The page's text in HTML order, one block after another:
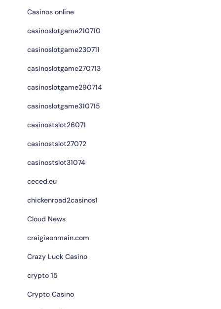
Casinos online
casinoslotgame210710
casinoslotgame230711
casinoslotgame270713
casinoslotgame290714
casinoslotgame310715
casinostslot26071
casinostslot27072
casinostslot31074
ceced.eu
chickenroad2casinos1
Cloud News
craigieonmain.com
Crazy Luck Casino
crypto 15
Crypto Casino